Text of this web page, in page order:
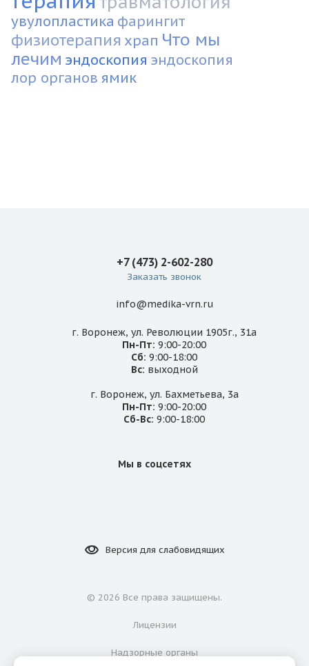
увулопластика фарингит
физиотерапия храп Что мы
лечим эндоскопия эндоскопия
лор органов ямик
+7 (473) 2-602-280
Заказать звонок
info@medika-vrn.ru
г. Воронеж, ул. Революции 1905г., 31а
Пн-Пт: 9:00-20:00
Сб: 9:00-18:00
Вс: выходной
г. Воронеж, ул. Бахметьева, 3а
Пн-Пт: 9:00-20:00
Сб-Вс: 9:00-18:00
Мы в соцсетях
Версия для слабовидящих
© 2026 Все права защищены.
Лицензии
Надзорные органы